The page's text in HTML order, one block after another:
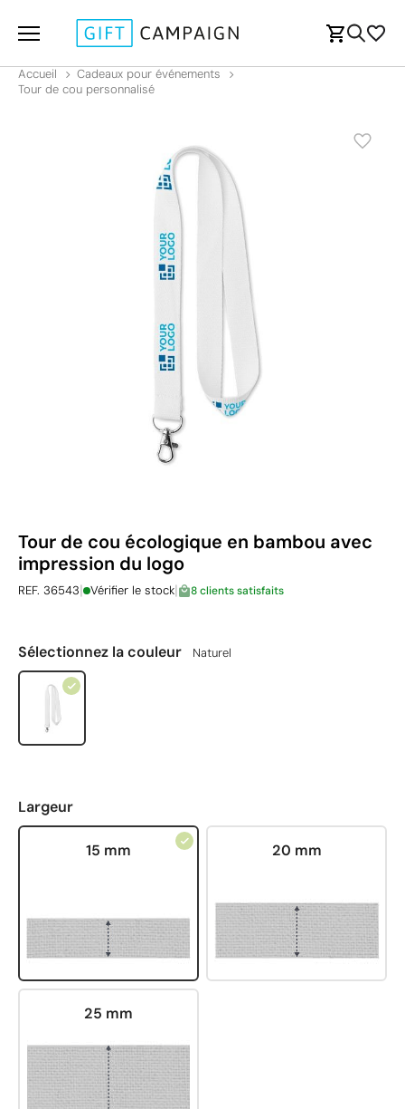
Accueil
Cadeaux pour événements
Tour de cou personnalisé
Tour de cou écologique en bambou avec
impression du logo
REF. 36543| Vérifier le stock| 8 clients satisfaits
Sélectionnez la couleur Naturel
Largeur
15 mm 20 mm
25 mm